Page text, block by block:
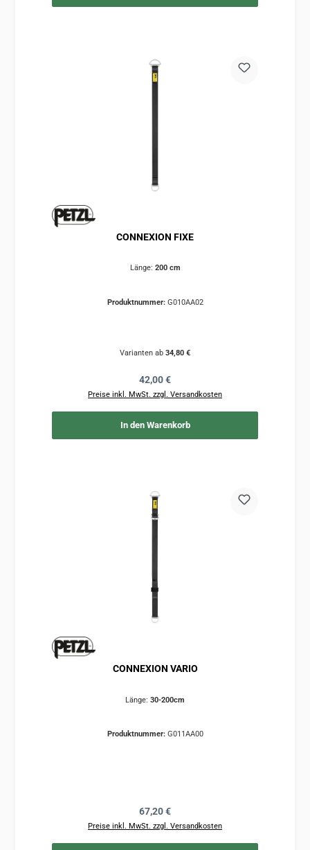
CONNEXION FIXE
Länge: 200 cm
Produktnummer: G010AA02
Varianten ab 34,80 €
Regulärer Preis:
42,00 €
Preise inkl. MwSt. zzgl. Versandkosten
In den Warenkorb
CONNEXION VARIO
Länge: 30-200cm
Produktnummer: G011AA00
Regulärer Preis:
67,20 €
Preise inkl. MwSt. zzgl. Versandkosten